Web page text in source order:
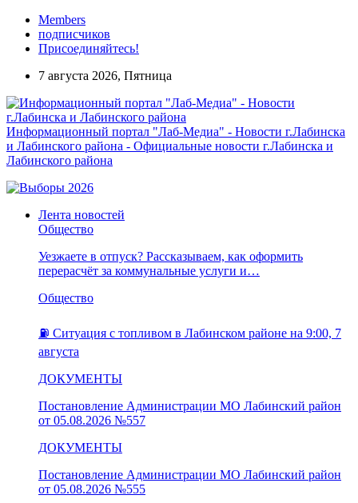
Members
подписчиков
Присоединяйтесь!
7 августа 2026, Пятница
Информационный портал "Лаб-Медиа" - Новости г.Лабинска
и Лабинского района - Официальные новости г.Лабинска и
Лабинского района
Лента новостей
Общество
Уезжаете в отпуск? Рассказываем, как оформить
перерасчёт за коммунальные услуги и…
Общество
⛽️ Ситуация с топливом в Лабинском районе на 9:00, 7
августа
ДОКУМЕНТЫ
Постановление Администрации МО Лабинский район
от 05.08.2026 №557
ДОКУМЕНТЫ
Постановление Администрации МО Лабинский район
от 05.08.2026 №555